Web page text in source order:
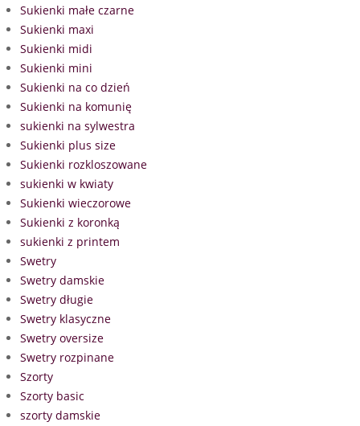
Sukienki małe czarne
Sukienki maxi
Sukienki midi
Sukienki mini
Sukienki na co dzień
Sukienki na komunię
sukienki na sylwestra
Sukienki plus size
Sukienki rozkloszowane
sukienki w kwiaty
Sukienki wieczorowe
Sukienki z koronką
sukienki z printem
Swetry
Swetry damskie
Swetry długie
Swetry klasyczne
Swetry oversize
Swetry rozpinane
Szorty
Szorty basic
szorty damskie